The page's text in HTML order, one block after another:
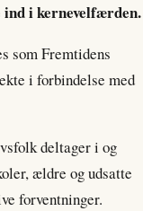
i kernevelfærden.
som Fremtidens
i forbindelse med
deltager i og
ældre og udsatte
forventninger.